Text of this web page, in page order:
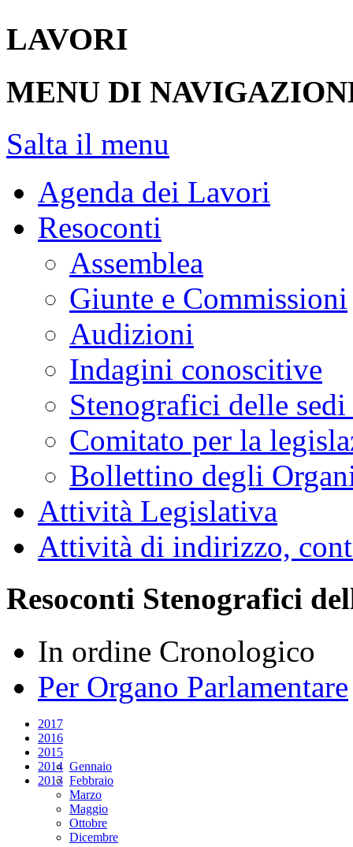
LAVORI
MENU DI
Salta il menu
Agenda dei Lavori
Resoconti
Assemblea
Giunte e Commissioni
Audizioni
Indagini conoscitive
Stenografici delle
Comitato per la
Bollettino degli
Attività Legislativa
Attività di indirizzo,
Resoconti Stenografici
In ordine Cronologico
Per Organo Parlamentare
2017
2016
2015
Gennaio
Febbraio
Marzo
Maggio
Ottobre
Dicembre
2014
2013